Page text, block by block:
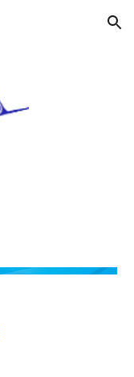
Skip to navigation